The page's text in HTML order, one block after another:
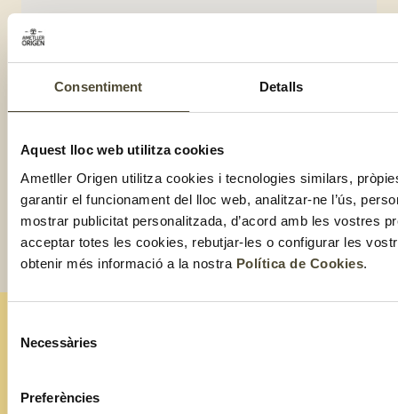
Consentiment Detalls
Aquest lloc web utilitza cookies
Ametller Origen utilitza cookies i tecnologies similars,
garantir el funcionament del lloc web, analitzar-ne l’ús,
mostrar publicitat personalitzada, d’acord amb les vostres
acceptar totes les cookies, rebutjar-les o configurar les
obtenir més informació a la nostra Política de Cookies.
Necessàries
Preferències
newsletter